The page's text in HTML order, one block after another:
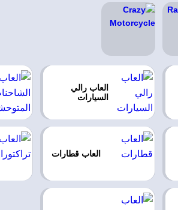
العاب رالي
السيارات
العاب قطارات